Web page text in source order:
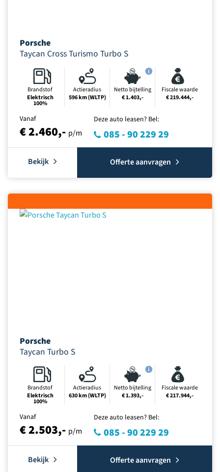
Porsche
Taycan Cross Turismo Turbo S
Brandstof
Elektrisch
100%
Actieradius
596 km (WLTP)
Netto bijtelling
€ 1.403,-
Fiscale waarde
€ 219.444,-
Vanaf
€ 2.460,- p/m
Deze auto leasen? Bel:
085 - 90 229 29
Bekijk Offerte aanvragen
Porsche
Taycan Turbo S
Brandstof
Elektrisch
100%
Actieradius
630 km (WLTP)
Netto bijtelling
€ 1.393,-
Fiscale waarde
€ 217.944,-
Vanaf
€ 2.503,- p/m
Deze auto leasen? Bel:
085 - 90 229 29
Bekijk Offerte aanvragen